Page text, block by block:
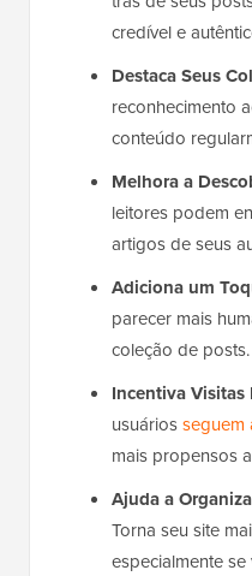
credível e
Destaca Seus
reconhecimento
conteúdo
Melhora a
leitores podem
artigos de seus
Adiciona um
parecer mais
coleção de posts.
Incentiva Visitas
usuáriosseguem
mais propensos
Ajuda a
Torna seu site
especialmente